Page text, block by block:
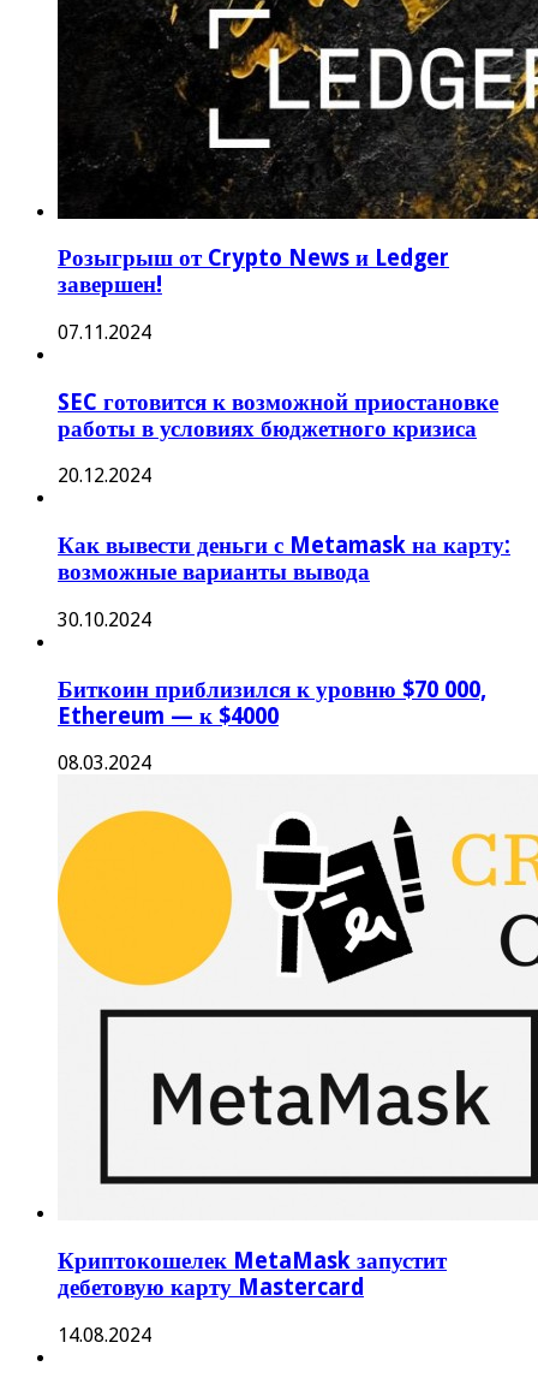
Розыгрыш от Crypto News и Ledger
завершен!
07.11.2024
SEC готовится к возможной приостановке
работы в условиях бюджетного кризиса
20.12.2024
Как вывести деньги с Metamask на карту:
возможные варианты вывода
30.10.2024
Биткоин приблизился к уровню $70 000,
Ethereum — к $4000
08.03.2024
Криптокошелек MetaMask запустит
дебетовую карту Mastercard
14.08.2024